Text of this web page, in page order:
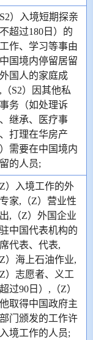
S2）入境短期探亲
不超过180日）的
作、学习等事由
国境内停留居留
国人的家庭成
（S2）因其他私
务（如处理诉
继承、医疗事
打理在华房产
需要在中国境内
的人员;
Z）入境工作的外
家,（Z）营业性
,（Z）外国企业
中国代表机构的
代表、代表,
Z）海上石油作业,
Z）志愿者、义工
超过90日）,（Z）
取得中国政府主
门颁发的工作许
境工作的人员;